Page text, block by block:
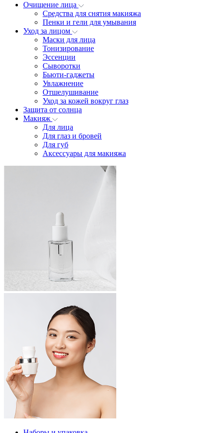
Очищение лица
Средства для снятия макияжа
Пенки и гели для умывания
Уход за лицом
Маски для лица
Тонизирование
Эссенции
Сыворотки
Бьюти-гаджеты
Увлажнение
Отшелушивание
Уход за кожей вокруг глаз
Защита от солнца
Макияж
Для лица
Для глаз и бровей
Для губ
Аксессуары для макияжа